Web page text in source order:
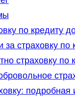
по кредиту
за страховку
страховку по